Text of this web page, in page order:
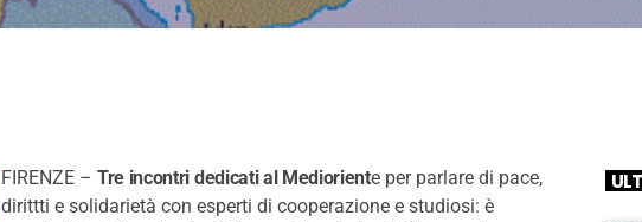
FIRENZE – Tre incontri dedicati al Medioriente per parlare di pace,
dirittti e solidarietà con esperti di cooperazione e studiosi: è